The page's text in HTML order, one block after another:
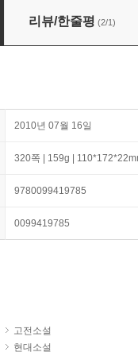
리뷰/한줄평 (2/1)
2010년 07월 16일
320쪽 | 159g |
9780099419785
0099419785
고전소설
현대소설